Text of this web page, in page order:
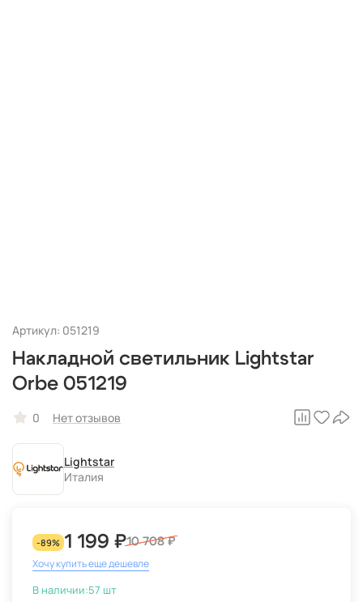
Артикул: 051219
Накладной светильник Lightstar
Orbe 051219
0 Нет отзывов
Lightstar
Италия
-89% 1 199 ₽10 708 ₽
Хочу купить еще дешевле
В наличии:57 шт